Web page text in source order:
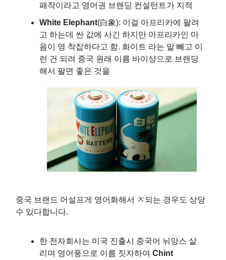
패작이라고 영어권 브랜딩 컨설턴트가 지적
White Elephant(白象): 이걸 아프리카에 팔려
고 하는데 싼 값에 사긴 하지만 아프리카인 마
음이 영 착잡하다고 함. 화이트 라는 말 빼고 이
런 건 되려 중국 원래 이름 바이샹으로 브랜딩
해서 팔면 좋은 것을
중국 브랜드 어설프게 영어화해서 ㅈ되는 경우도 상당
수 있다합니다.
한 전자회사는 미국 진출시 중국어 뉘앙스 살
리며 영어풍으로 이름 짓자하여 Chint